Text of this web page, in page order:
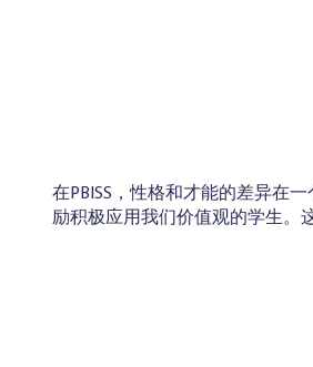
在PBISS，性格和才能的差异在
励积极应用我们价值观的学生。